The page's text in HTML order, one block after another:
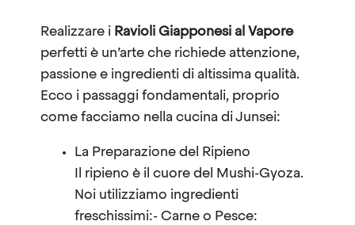
Realizzare i Ravioli Giapponesi al Vapore
perfetti è un’arte che richiede attenzione,
passione e ingredienti di altissima qualità.
Ecco i passaggi fondamentali, proprio
come facciamo nella cucina di Junsei:
La Preparazione del Ripieno
Il ripieno è il cuore del Mushi-Gyoza.
Noi utilizziamo ingredienti
freschissimi:- Carne o Pesce: